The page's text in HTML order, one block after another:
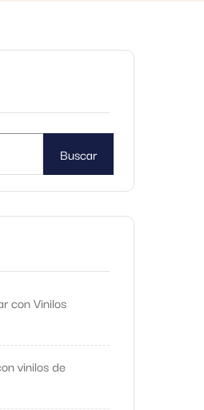
Buscar
con Vinilos
vinilos de